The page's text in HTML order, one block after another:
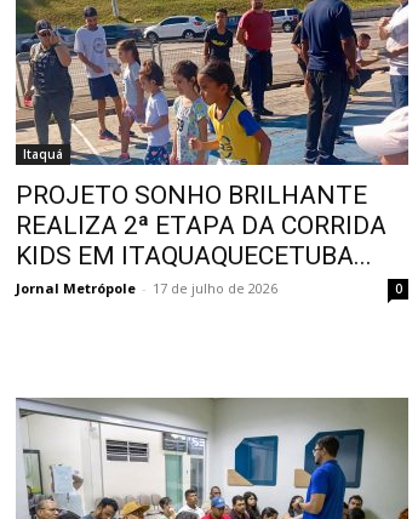
Itaquá
PROJETO SONHO BRILHANTE
REALIZA 2ª ETAPA DA CORRIDA
KIDS EM ITAQUAQUECETUBA...
Jornal Metrópole - 17 de julho de 2026 0